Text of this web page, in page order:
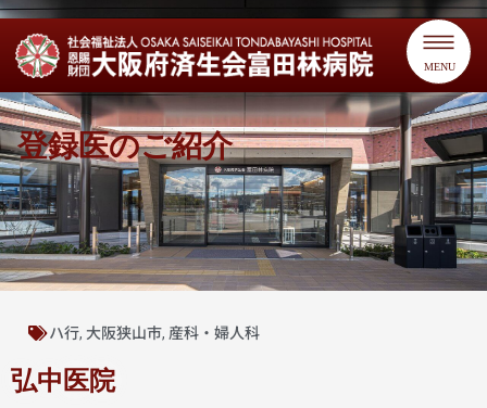
MENU
登録医のご紹介
ハ行, 大阪狭山市, 産科・婦人科
弘中医院